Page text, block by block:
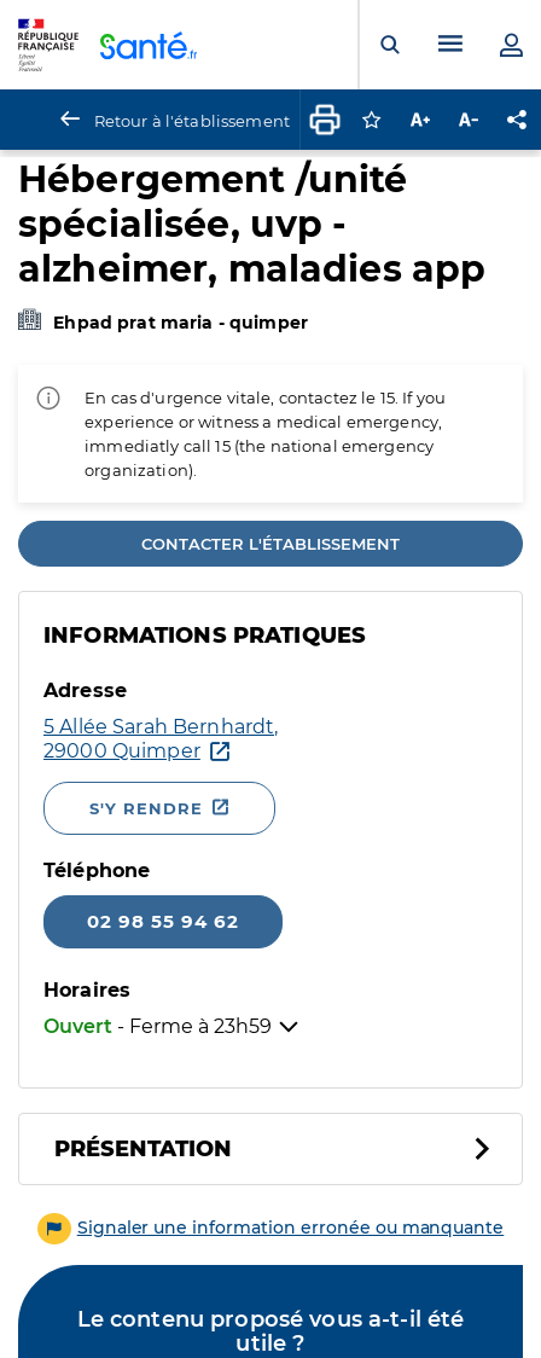
Ouvrir laMenu
Retour à l'établissement Connectez-vous
Augmenter la
Hébergement /unité
spécialisée, uvp -
alzheimer, maladies app
Ehpad prat maria - quimper
En cas d'urgence vitale, contactez le 15. If you
experience or witness a medical emergency,
immediatly call 15 (the national emergency
organization).
CONTACTER L'ÉTABLISSEMENT
INFORMATIONS PRATIQUES
Adresse
5 Allée Sarah Bernhardt,
29000 Quimper
S'Y RENDRE
Téléphone
02 98 55 94 62
Horaires
Ouvert - Ferme à 23h59
PRÉSENTATION
Signaler une information erronée ou manquante
Le contenu proposé vous a-t-il été
utile ?